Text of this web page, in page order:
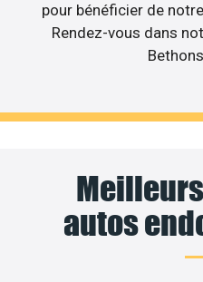
pour bénéficier de
Rendez-vous dans
autos